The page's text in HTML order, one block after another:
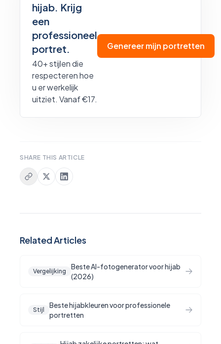
hijab. Krijg
een
professioneel
portret.
40+ stijlen die
respecteren hoe
u er werkelijk
uitziet. Vanaf €17.
Genereer mijn portretten
SHARE THIS ARTICLE
Related Articles
Vergelijking
Beste AI-fotogenerator voor hijab
(2026)
Stijl
Beste hijabkleuren voor professionele
portretten